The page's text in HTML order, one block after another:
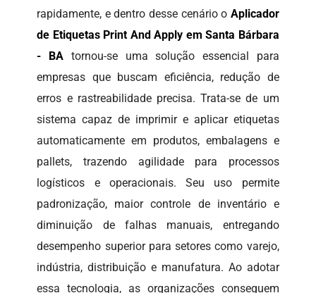
rapidamente, e dentro desse cenário o Aplicador
de Etiquetas Print And Apply em Santa Bárbara
- BA tornou-se uma solução essencial para
empresas que buscam eficiência, redução de
erros e rastreabilidade precisa. Trata-se de um
sistema capaz de imprimir e aplicar etiquetas
automaticamente em produtos, embalagens e
pallets, trazendo agilidade para processos
logísticos e operacionais. Seu uso permite
padronização, maior controle de inventário e
diminuição de falhas manuais, entregando
desempenho superior para setores como varejo,
indústria, distribuição e manufatura. Ao adotar
essa tecnologia, as organizações conseguem